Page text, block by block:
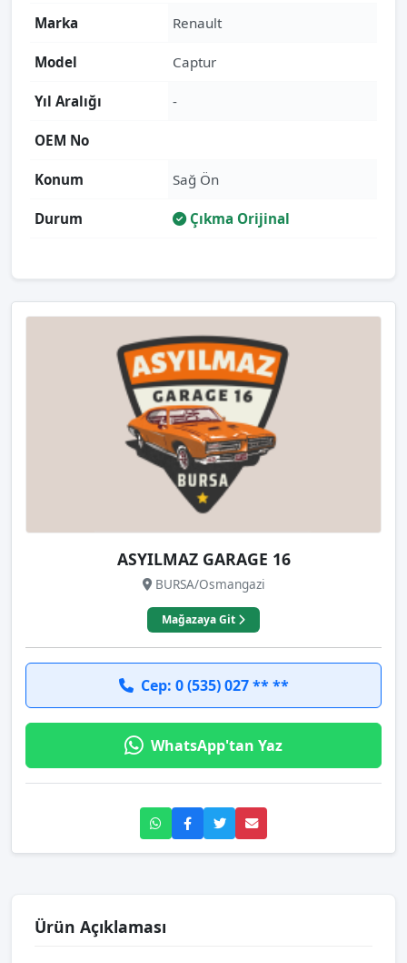
Marka Renault
Model Captur
Yıl Aralığı -
OEM No
Konum Sağ Ön
Durum Çıkma Orijinal
ASYILMAZ GARAGE 16
BURSA/Osmangazi
Mağazaya Git
Cep: 0 (535) 027 ** **
WhatsApp'tan Yaz
Ürün Açıklaması